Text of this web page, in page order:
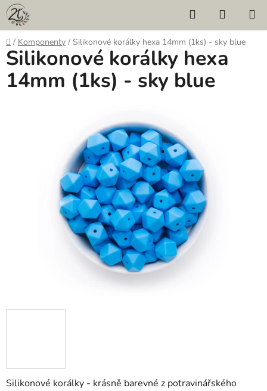
Přejít
na
obsah
Hledat
KOŠÍK
Domů
/ Komponenty / Silikonové korálky hexa 14mm (1ks) - sky blue
Silikonové korálky - krásně barevné z potravinářského
Silikonové korálky hexa
14mm (1ks) - sky blue